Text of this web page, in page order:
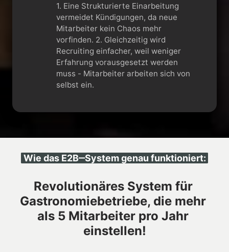
1. Eine Strukturierte Einarbeitung
vermeidet Kündigungen, da neue
Mitarbeiter kein Chaos mehr
vorfinden. 2. Gleichzeitig wird
Recruiting einfacher, weil weniger
Erfahrung vorausgesetzt werden
muss - Mitarbeiter arbeiten sich von
selbst ein.
Wie das E2B‒System genau funktioniert:
Revolutionäres System für
Gastronomiebetriebe, die mehr
als 5 Mitarbeiter pro Jahr
einstellen!